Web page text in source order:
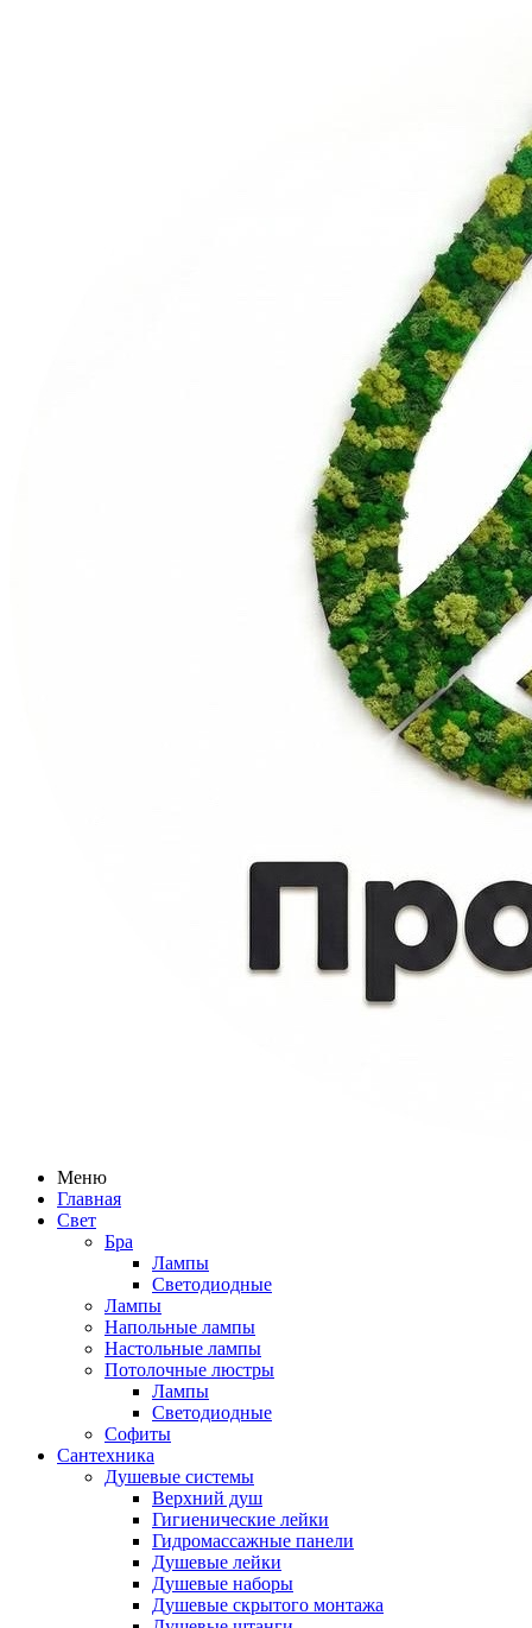
Меню
Главная
Свет
Бра
Лампы
Светодиодные
Лампы
Напольные лампы
Настольные лампы
Потолочные люстры
Лампы
Светодиодные
Софиты
Сантехника
Душевые системы
Верхний душ
Гигиенические лейки
Гидромассажные панели
Душевые лейки
Душевые наборы
Душевые скрытого монтажа